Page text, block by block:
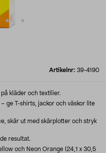
Artikelnr: 39-4190
kläder och textilier.
ge T-shirts, jackor och väskor lite
skär ut med skärplotter och stryk
resultat.
och Neon Orange (24,1 x 30,5